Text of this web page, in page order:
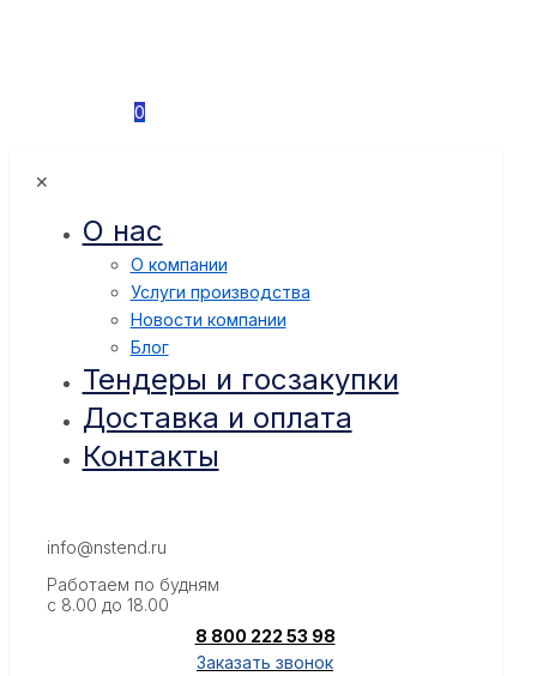
0
✕
О нас
О компании
Услуги производства
Новости компании
Блог
Тендеры и госзакупки
Доставка и оплата
Контакты
info@nstend.ru
Работаем по будням
с 8.00 до 18.00
8 800 222 53 98
Заказать звонок